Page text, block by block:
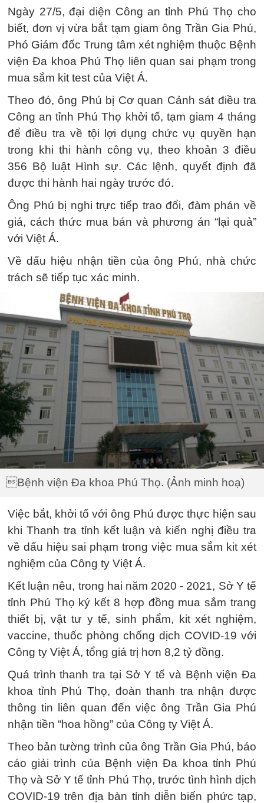
Ngày 27/5, đại diện Công an tỉnh Phú Thọ cho
biết, đơn vị vừa bắt tạm giam ông Trần Gia Phú,
Phó Giám đốc Trung tâm xét nghiệm thuộc Bệnh
viện Đa khoa Phú Thọ liên quan sai phạm trong
mua sắm kit test của Việt Á.
Theo đó, ông Phú bị Cơ quan Cảnh sát điều tra
Công an tỉnh Phú Thọ khởi tố, tạm giam 4 tháng
để điều tra về tội lợi dụng chức vụ quyền hạn
trong khi thi hành công vụ, theo khoản 3 điều
356 Bộ luật Hình sự. Các lệnh, quyết định đã
được thi hành hai ngày trước đó.
Ông Phú bị nghi trực tiếp trao đổi, đàm phán về
giá, cách thức mua bán và phương án “lại quả”
với Việt Á.
Về dấu hiệu nhận tiền của ông Phú, nhà chức
trách sẽ tiếp tục xác minh.
Bệnh viện Đa khoa Phú Thọ. (Ảnh minh hoạ)
Việc bắt, khởi tố với ông Phú được thực hiện sau
khi Thanh tra tỉnh kết luận và kiến nghị điều tra
về dấu hiệu sai phạm trong việc mua sắm kit xét
nghiệm của Công ty Việt Á.
Kết luận nêu, trong hai năm 2020 - 2021, Sở Y tế
tỉnh Phú Thọ ký kết 8 hợp đồng mua sắm trang
thiết bị, vật tư y tế, sinh phẩm, kit xét nghiệm,
vaccine, thuốc phòng chống dịch COVID-19 với
Công ty Việt Á, tổng giá trị hơn 8,2 tỷ đồng.
Quá trình thanh tra tại Sở Y tế và Bệnh viện Đa
khoa tỉnh Phú Thọ, đoàn thanh tra nhận được
thông tin liên quan đến việc ông Trần Gia Phú
nhận tiền “hoa hồng” của Công ty Việt Á.
Theo bản tường trình của ông Trần Gia Phú, báo
cáo giải trình của Bệnh viện Đa khoa tỉnh Phú
Thọ và Sở Y tế tỉnh Phú Thọ, trước tình hình dịch
COVID-19 trên địa bàn tỉnh diễn biến phức tạp,